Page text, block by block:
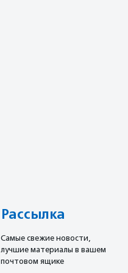
Рассылка
Cамые свежие новости,
лучшие материалы в вашем
почтовом ящике